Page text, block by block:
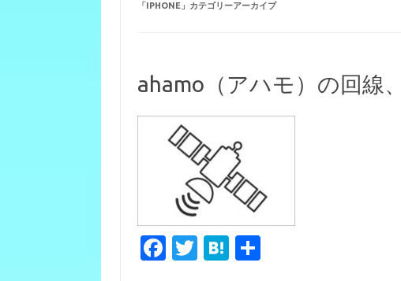
「IPHONE 」カテゴリーアーカイブ
ahamo（アハモ）の回線
Fa
T
H